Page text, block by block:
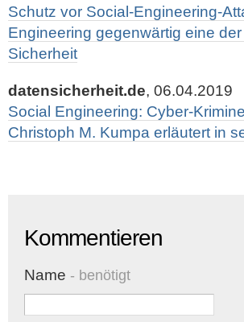
Schutz vor Social-Engineering-
Engineering gegenwärtig eine
Sicherheit
datensicherheit.de, 06.04.2019
Social Engineering: Cyber-
Christoph M. Kumpa erläutert in
Kommentieren
Name - benötigt